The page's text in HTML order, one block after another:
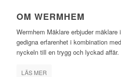
OM WERMHEM
Wermhem Mäklare erbjuder
gedigna erfarenhet i kombination
nyckeln till en trygg och lyckad affär.
LÄS MER